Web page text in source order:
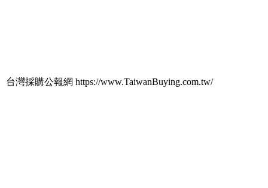
台灣採購公報網 https://www.TaiwanBuying.com.tw/